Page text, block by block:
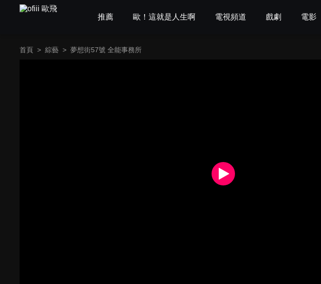
推薦 歐！這就是人生啊 電視頻道 戲劇 電影
首頁 > 綜藝 > 夢想街57號 全能事務所